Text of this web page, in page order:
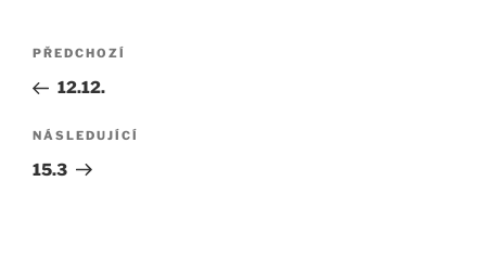
Navigace
příspěvek
Předchozí
příspěvek
PŘEDCHOZÍ
12.12.
Následující
příspěvek
NÁSLEDUJÍCÍ
15.3